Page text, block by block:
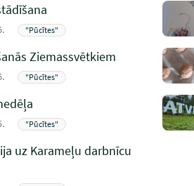
"Pūcītes"
Ziemassvētkiem
"Pūcītes"
"Pūcītes"
uz Karameļu darbnīcu